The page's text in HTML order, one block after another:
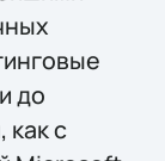
до
с